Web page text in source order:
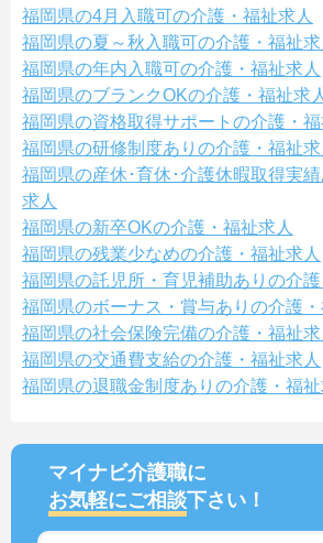
福岡県の4月入職可の介護・福祉求人
福岡県の夏～秋入職可の介護・福祉求
福岡県の年内入職可の介護・福祉求人
福岡県のブランクOKの介護・福祉求人
福岡県の資格取得サポートの介護・福
福岡県の研修制度ありの介護・福祉求
福岡県の産休･育休･介護休暇取得実
求人
福岡県の新卒OKの介護・福祉求人
福岡県の残業少なめの介護・福祉求人
福岡県の託児所・育児補助ありの介護
福岡県のボーナス・賞与ありの介護・
福岡県の社会保険完備の介護・福祉求
福岡県の交通費支給の介護・福祉求人
福岡県の退職金制度ありの介護・福祉
マイナビ介護職に
お気軽にご相談下さい！